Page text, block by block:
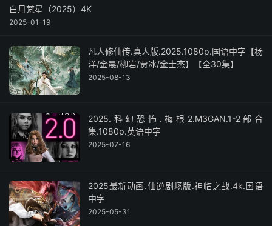
白月梵星（2025）4K
2025-01-19
凡人修仙传.真人版.2025.1080p.国语中字【杨
洋/金晨/柳岩/贾冰/金士杰】【全30集】
2025-08-13
2025.科幻恐怖.梅根2.M3GAN.1-2部合
集.1080p.英语中字
2025-07-16
2025最新动画.仙逆剧场版.神临之战.4k.国语
中字
2025-05-31